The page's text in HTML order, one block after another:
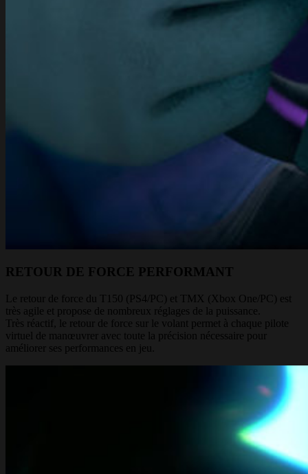
RETOUR DE FORCE PERFORMANT
Le retour de force du T150 (PS4/PC) et TMX (Xbox One/PC) est
très agile et propose de nombreux réglages de la puissance.
Très réactif, le retour de force sur le volant permet à chaque pilote
virtuel de manœuvrer avec toute la précision nécessaire pour
améliorer ses performances en jeu.